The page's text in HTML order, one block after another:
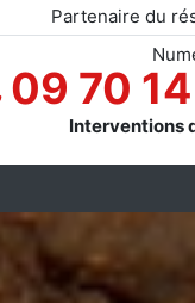
Partenaire du
09 70
Interventions